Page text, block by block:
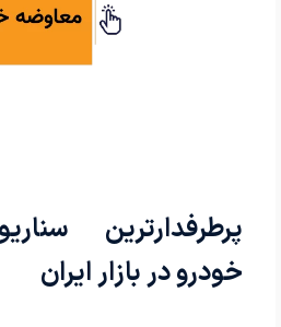
پرطرفدارترین
خودرو در بازار ایران